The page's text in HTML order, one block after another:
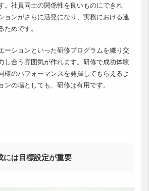
。社員同士の関係性を良いものにできれ
ョンがさらに活発になり、実務における連
めです。
ーションといった研修プログラムを織り交
し合う雰囲気が作れます。研修で成功体験
様のパフォーマンスを発揮してもらえるよ
ンの場としても、研修は有用です。
には目標設定が重要